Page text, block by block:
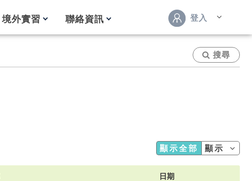
境外實習 聯絡資訊 登入
搜尋
顯示全部 顯示
日期